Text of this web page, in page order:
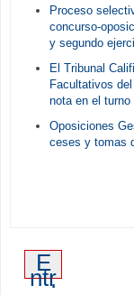
Proceso
concurso-
y segundo
El Tribunal
Facultativos
nota en el
Oposiciones
ceses y tomas
E
ntr